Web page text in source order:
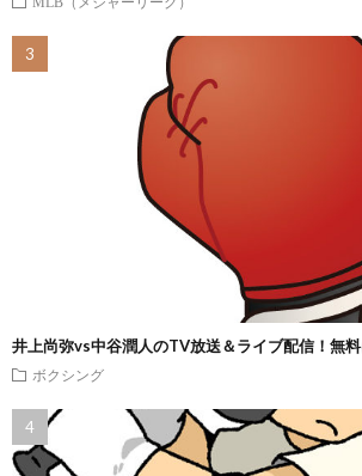
井上尚弥vs中谷潤人のTV放送＆ライブ配信！無
ボクシング